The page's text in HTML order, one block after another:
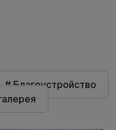
# Благоустройство